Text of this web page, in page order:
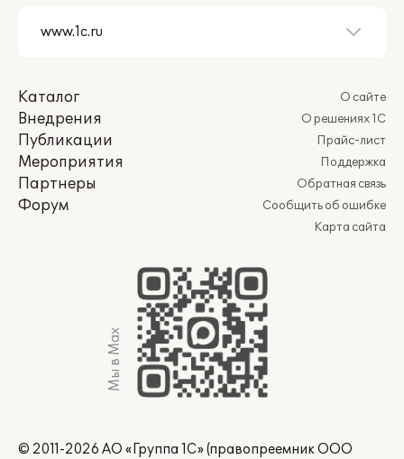
Каталог
Внедрения
Публикации
Мероприятия
Партнеры
Форум
О сайте
О решениях 1С
Прайс-лист
Поддержка
Обратная связь
Сообщить об ошибке
Карта сайта
Мы в Max
© 2011-2026 АО «Группа 1С» (правопреемник ООО